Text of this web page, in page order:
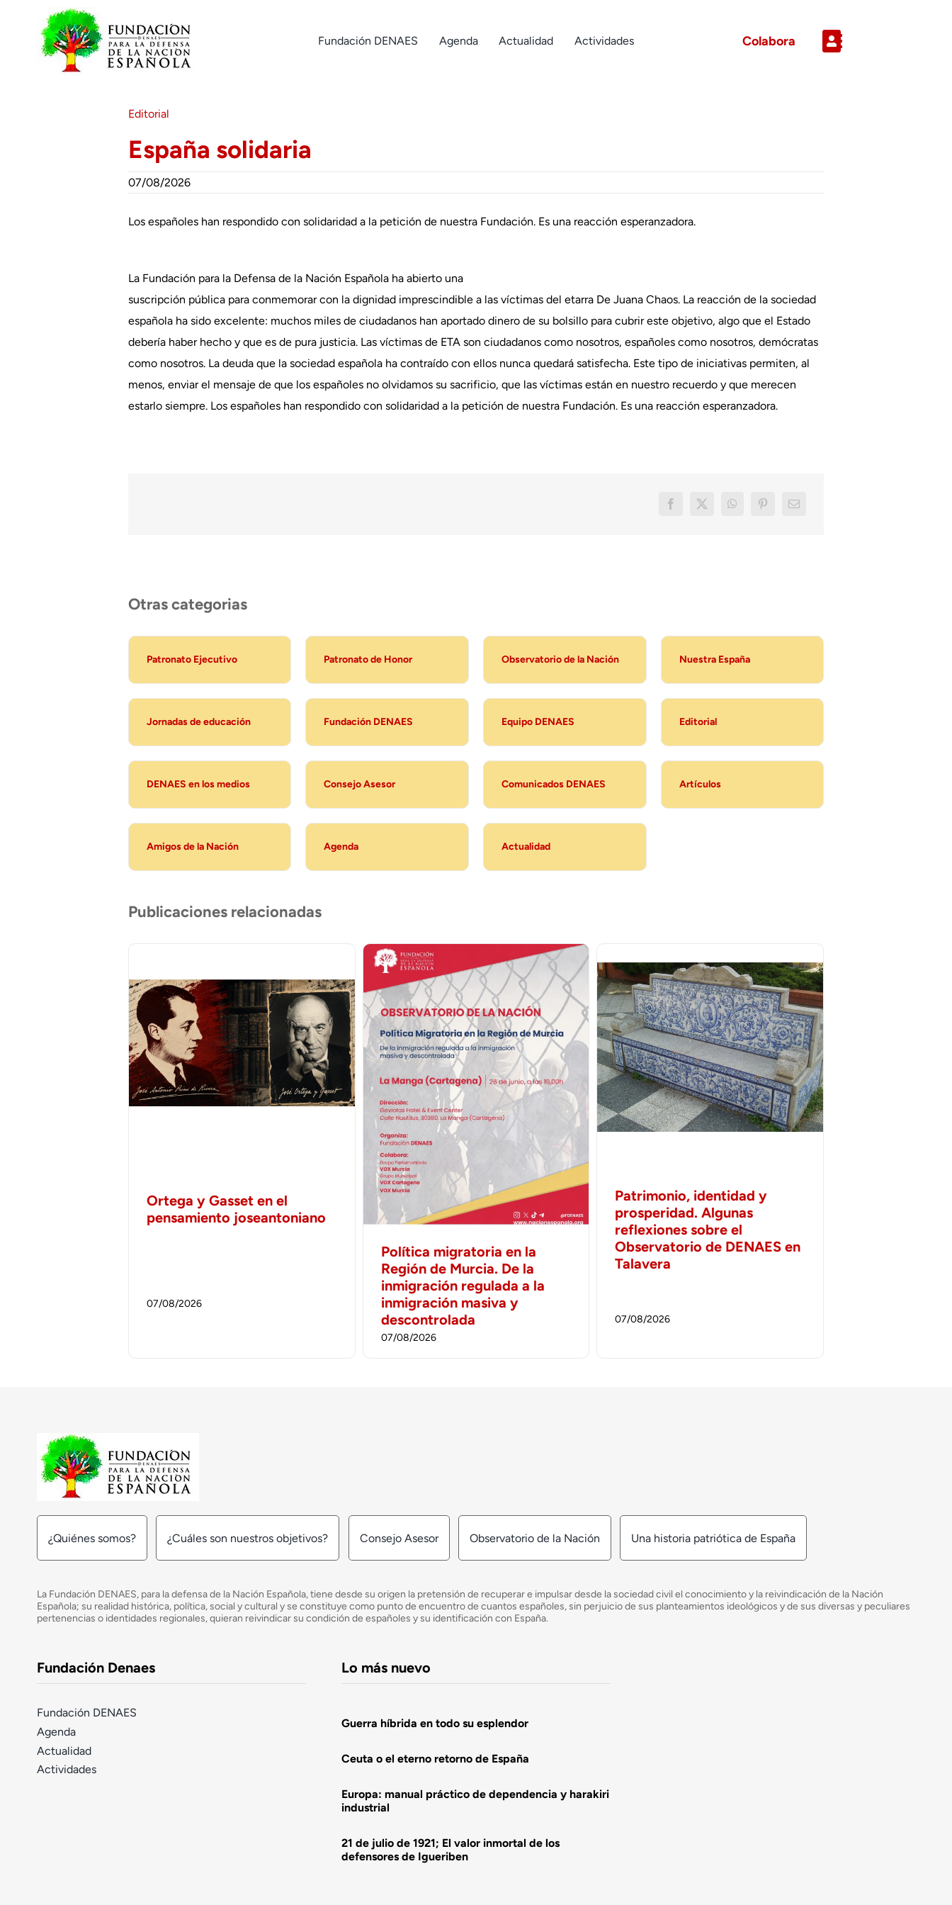
contenido
Fundación DENAES Agenda Actualidad Actividades Colabora
Editorial
España solidaria
07/08/2026
Los españoles han respondido con solidaridad a la petición de nuestra Fundación. Es una reacción esperanzadora.
La Fundación para la Defensa de la Nación Española ha abierto una
suscripción pública para conmemorar con la dignidad imprescindible a las víctimas del etarra De Juana Chaos. La reacción de la sociedad
española ha sido excelente: muchos miles de ciudadanos han aportado dinero de su bolsillo para cubrir este objetivo, algo que el Estado
debería haber hecho y que es de pura justicia. Las víctimas de ETA son ciudadanos como nosotros, españoles como nosotros, demócratas
como nosotros. La deuda que la sociedad española ha contraído con ellos nunca quedará satisfecha. Este tipo de iniciativas permiten, al
menos, enviar el mensaje de que los españoles no olvidamos su sacrificio, que las víctimas están en nuestro recuerdo y que merecen
estarlo siempre. Los españoles han respondido con solidaridad a la petición de nuestra Fundación. Es una reacción esperanzadora.
Otras categorias
Patronato Ejecutivo Patronato de Honor Observatorio de la Nación Nuestra España
Jornadas de educación Fundación DENAES Equipo DENAES Editorial
DENAES en los medios Consejo Asesor Comunicados DENAES Artículos
Amigos de la Nación Agenda Actualidad
Publicaciones relacionadas
Ortega y Gasset en el
pensamiento joseantoniano
07/08/2026
Política migratoria en la
Región de Murcia. De la
inmigración regulada a la
inmigración masiva y
descontrolada
07/08/2026
Patrimonio, identidad y
prosperidad. Algunas
reflexiones sobre el
Observatorio de DENAES en
Talavera
07/08/2026
¿Quiénes somos? ¿Cuáles son nuestros objetivos? Consejo Asesor Observatorio de la Nación Una historia patriótica de España
La Fundación DENAES, para la defensa de la Nación Española, tiene desde su origen la pretensión de recuperar e impulsar desde la sociedad civil el conocimiento y la reivindicación de la Nación
Española; su realidad histórica, política, social y cultural y se constituye como punto de encuentro de cuantos españoles, sin perjuicio de sus planteamientos ideológicos y de sus diversas y peculiares
pertenencias o identidades regionales, quieran reivindicar su condición de españoles y su identificación con España.
Fundación Denaes
Fundación DENAES
Agenda
Actualidad
Actividades
Lo más nuevo
Guerra híbrida en todo su esplendor
Ceuta o el eterno retorno de España
Europa: manual práctico de dependencia y harakiri
industrial
21 de julio de 1921; El valor inmortal de los
defensores de Igueriben